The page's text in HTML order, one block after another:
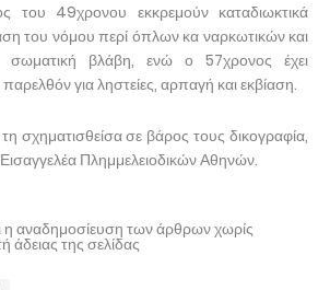
του 49χρονου εκκρεμούν καταδιωκτικά
του νόμου περί όπλων κα ναρκωτικών και
σωματική βλάβη, ενώ ο 57χρονος έχει
για ληστείες, αρπαγή και εκβίαση.
σχηματισθείσα σε βάρος τους δικογραφία,
Πλημμελειοδικών Αθηνών.
η αναδημοσίευση των άρθρων χωρίς
της σελίδας